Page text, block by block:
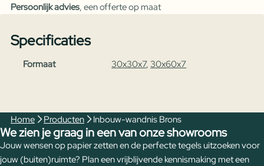
Persoonlijk advies, een offerte op maat
Specificaties
Formaat 30x30x7,30x60x7
Home Producten Inbouw-wandnis Brons
We zien je graag in een van onze showrooms
Jouw wensen op papier zetten en de perfecte tegels uitzoeken voor
jouw (buiten)ruimte? Plan een vrijblijvende kennismaking met een